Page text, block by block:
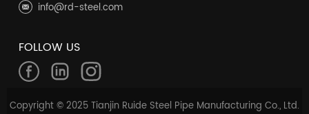
info@rd-steel.com
FOLLOW US
Copyright © 2025 Tianjin Ruide Steel Pipe Manufacturing Co., Ltd.